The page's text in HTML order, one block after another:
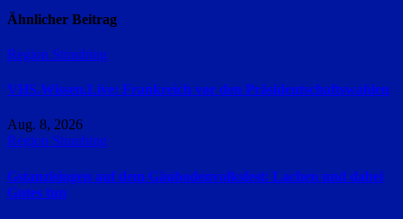
Ähnlicher Beitrag
Region Straubing
VHS.Wissen.Live: Frankreich vor den Präsidentschaftswahlen
Aug. 8, 2026
Region Straubing
Gstanzlsingen auf dem Gäubodenvolksfest: Lachen und dabei
Gutes tun